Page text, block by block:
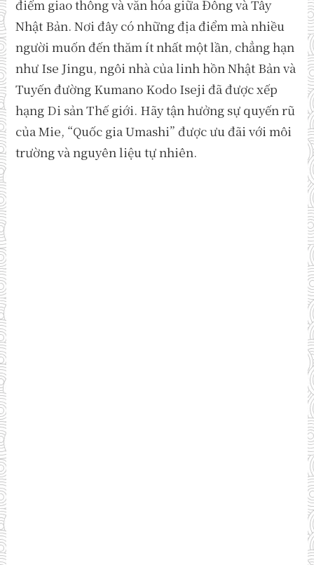
điểm giao thông và văn hóa giữa Đông và Tây
Nhật Bản. Nơi đây có những địa điểm mà nhiều
người muốn đến thăm ít nhất một lần, chẳng hạn
như Ise Jingu, ngôi nhà của linh hồn Nhật Bản và
Tuyến đường Kumano Kodo Iseji đã được xếp
hạng Di sản Thế giới. Hãy tận hưởng sự quyến rũ
của Mie, “Quốc gia Umashi” được ưu đãi với môi
trường và nguyên liệu tự nhiên.